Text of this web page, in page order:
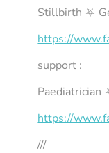
Stillbirth ⛧
https://
support :
Paediatrician
https://
///